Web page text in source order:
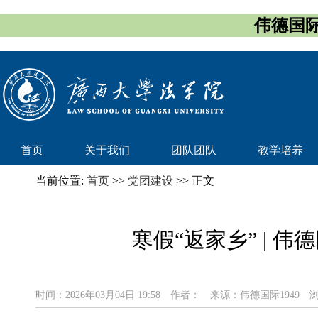
伟德国
首页 关于我们 团队团队 教学培养
当前位置: 首页 >> 党团建设 >> 正文
寒假“返家乡” | 伟
时间：2026年03月04日 19:58 作者： 来源：伟德国际1949